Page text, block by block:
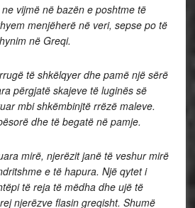
vijmë në bazën e poshtme të
menjëherë në veri, sepse po të
në Greqi.
të shkëlqyer dhe pamë një sërë
përgjatë skajeve të luginës së
mbi shkëmbinjtë rrëzë maleve.
dhe të begatë në pamje.
mirë, njerëzit janë të veshur mirë
e të hapura. Një qytet i
të reja të mëdha dhe ujë të
njerëzve flasin greqisht. Shumë